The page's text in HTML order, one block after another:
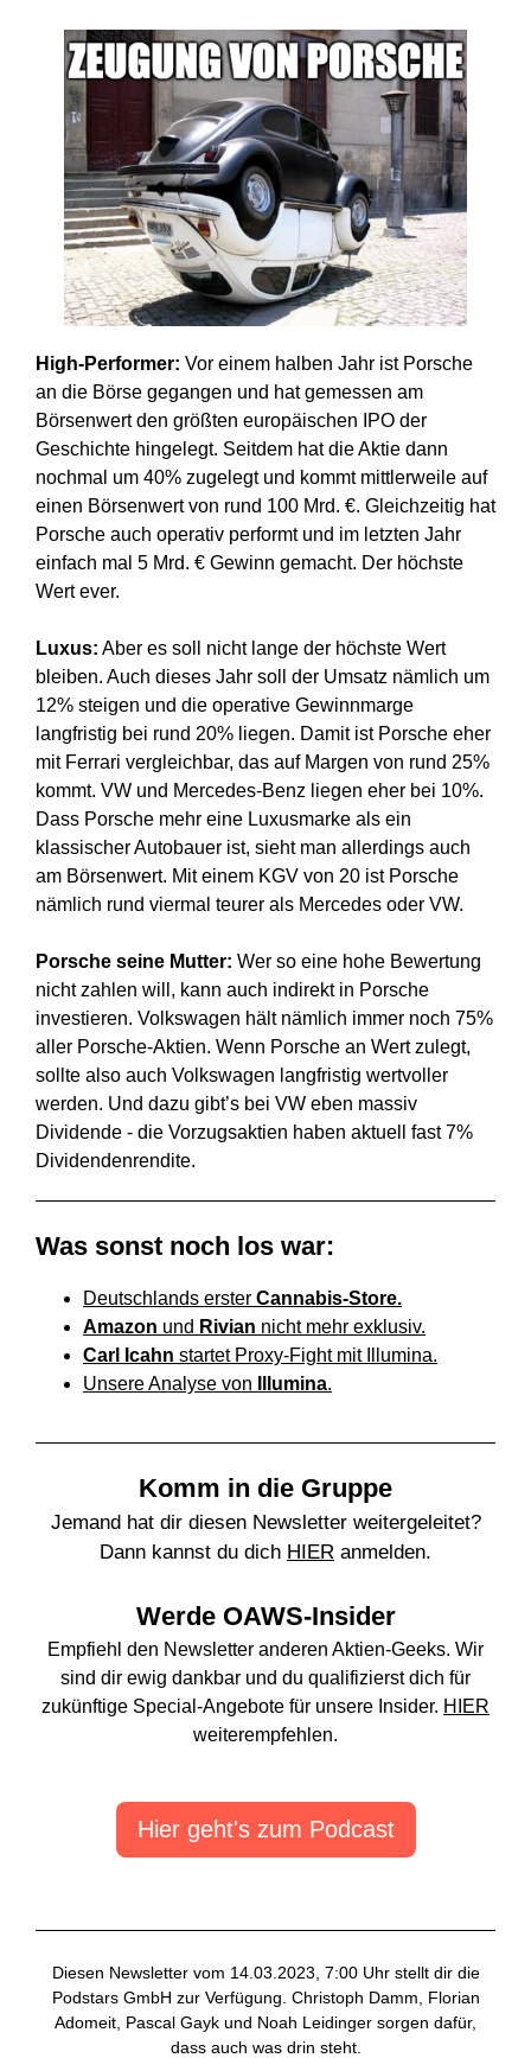
High-Performer: Vor einem halben Jahr ist Porsche
an die Börse gegangen und hat gemessen am
Börsenwert den größten europäischen IPO der
Geschichte hingelegt. Seitdem hat die Aktie dann
nochmal um 40% zugelegt und kommt mittlerweile auf
einen Börsenwert von rund 100 Mrd. €. Gleichzeitig hat
Porsche auch operativ performt und im letzten Jahr
einfach mal 5 Mrd. € Gewinn gemacht. Der höchste
Wert ever.
Luxus: Aber es soll nicht lange der höchste Wert
bleiben. Auch dieses Jahr soll der Umsatz nämlich um
12% steigen und die operative Gewinnmarge
langfristig bei rund 20% liegen. Damit ist Porsche eher
mit Ferrari vergleichbar, das auf Margen von rund 25%
kommt. VW und Mercedes-Benz liegen eher bei 10%.
Dass Porsche mehr eine Luxusmarke als ein
klassischer Autobauer ist, sieht man allerdings auch
am Börsenwert. Mit einem KGV von 20 ist Porsche
nämlich rund viermal teurer als Mercedes oder VW.
Porsche seine Mutter: Wer so eine hohe Bewertung
nicht zahlen will, kann auch indirekt in Porsche
investieren. Volkswagen hält nämlich immer noch 75%
aller Porsche-Aktien. Wenn Porsche an Wert zulegt,
sollte also auch Volkswagen langfristig wertvoller
werden. Und dazu gibt’s bei VW eben massiv
Dividende - die Vorzugsaktien haben aktuell fast 7%
Dividendenrendite.
Was sonst noch los war:
Deutschlands erster Cannabis-Store.
Amazon und Rivian nicht mehr exklusiv.
Carl Icahn startet Proxy-Fight mit Illumina.
Unsere Analyse von
Illumina.
Komm in die Gruppe
Jemand hat dir diesen Newsletter weitergeleitet?
Dann kannst du dich HIER anmelden.
Werde OAWS-Insider
Empfiehl den Newsletter anderen Aktien-Geeks. Wir
sind dir ewig dankbar und du qualifizierst dich für
zukünftige Special-Angebote für unsere Insider. HIER
weiterempfehlen.
Hier geht's zum Podcast
Diesen Newsletter vom 14.03.2023, 7:00 Uhr stellt dir die
Podstars GmbH zur Verfügung. Christoph Damm, Florian
Adomeit, Pascal Gayk und Noah Leidinger sorgen dafür,
dass auch was drin steht.